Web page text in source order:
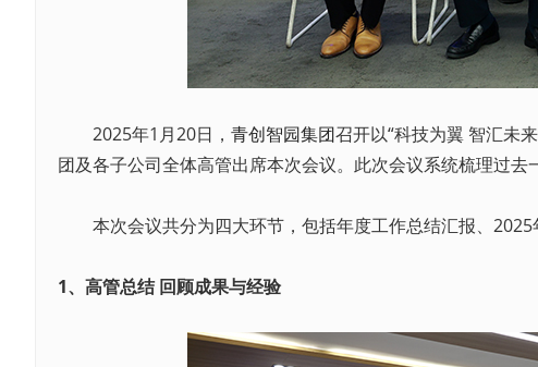
2025年1月20日， 青创智园集团召开以“科技为翼 智汇未
团及各子公司全体高管出席本次会议。此次会议系统梳理过
本次会议共分为四大环节，包括年度工作总结汇报、2025
1、高管总结 回顾成果与经验